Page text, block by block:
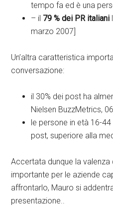
tempo fa ed è una
– il 79 % dei PR italiani
marzo 2007]
Un’altra caratteristica
conversazione:
il 30% dei post ha
Nielsen BuzzMetrics,
le persone in età 16-
post, superiore alla
Accertata dunque la
importante per le aziende
affrontarlo, Mauro si
presentazione..